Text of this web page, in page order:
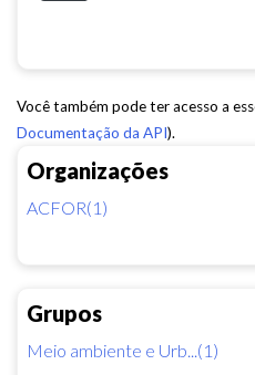
Organizações
ACFOR(1)
Grupos
Meio ambiente e Urb...(1)
Você também pode ter acesso a
Documentação da API).